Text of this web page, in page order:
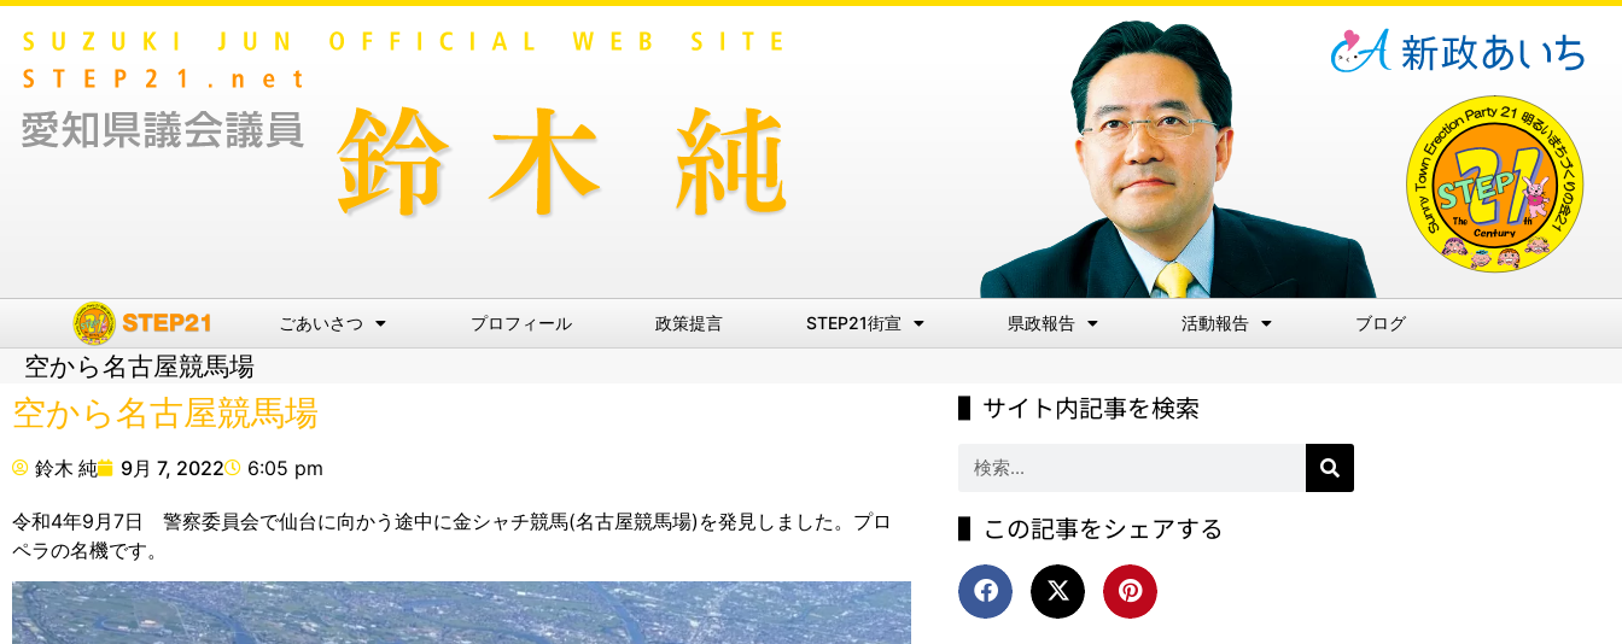
ごあいさつ プロフィール 政策提言 STEP21街宣 県政報告 活動報告 ブログ
空から名古屋競馬場
空から名古屋競馬場
鈴木 純 9月 7, 2022 6:05 pm
令和4年9月7日 警察委員会で仙台に向かう途中に金シャチ競馬(名古屋競馬場)を発見しました。プロ
ペラの名機です。
▌サイト内記事を検索
▌この記事をシェアする